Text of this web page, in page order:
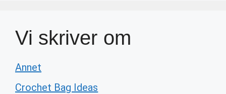
Vi skriver om
Annet
Crochet Bag Ideas